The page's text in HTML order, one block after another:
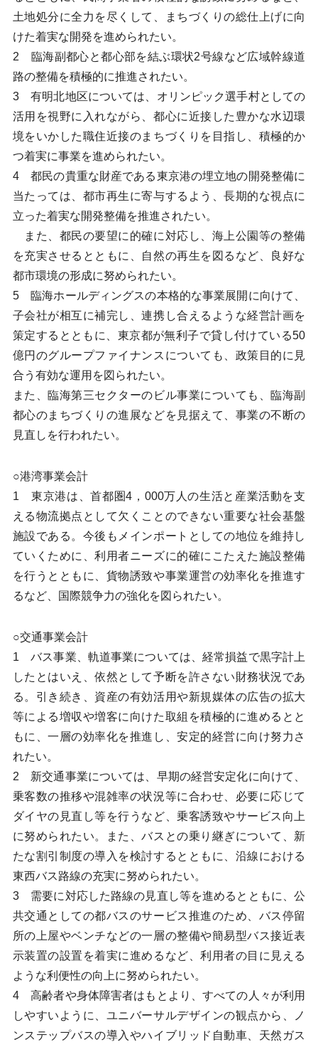
土地処分に全力を尽くして、まちづくりの総仕上げに向
けた着実な開発を進められたい。
2 臨海副都心と都心部を結ぶ環状2号線など広域幹線道
路の整備を積極的に推進されたい。
3 有明北地区については、オリンピック選手村としての
活用を視野に入れながら、都心に近接した豊かな水辺環
境をいかした職住近接のまちづくりを目指し、積極的か
つ着実に事業を進められたい。
4 都民の貴重な財産である東京港の埋立地の開発整備に
当たっては、都市再生に寄与するよう、長期的な視点に
立った着実な開発整備を推進されたい。
また、都民の要望に的確に対応し、海上公園等の整備
を充実させるとともに、自然の再生を図るなど、良好な
都市環境の形成に努められたい。
5 臨海ホールディングスの本格的な事業展開に向けて、
子会社が相互に補完し、連携し合えるような経営計画を
策定するとともに、東京都が無利子で貸し付けている50
億円のグループファイナンスについても、政策目的に見
合う有効な運用を図られたい。
また、臨海第三セクターのビル事業についても、臨海副
都心のまちづくりの進展などを見据えて、事業の不断の
見直しを行われたい。
○港湾事業会計
1 東京港は、首都圏4，000万人の生活と産業活動を支
える物流拠点として欠くことのできない重要な社会基盤
施設である。今後もメインポートとしての地位を維持し
ていくために、利用者ニーズに的確にこたえた施設整備
を行うとともに、貨物誘致や事業運営の効率化を推進す
るなど、国際競争力の強化を図られたい。
○交通事業会計
1 バス事業、軌道事業については、経常損益で黒字計上
したとはいえ、依然として予断を許さない財務状況であ
る。引き続き、資産の有効活用や新規媒体の広告の拡大
等による増収や増客に向けた取組を積極的に進めるとと
もに、一層の効率化を推進し、安定的経営に向け努力さ
れたい。
2 新交通事業については、早期の経営安定化に向けて、
乗客数の推移や混雑率の状況等に合わせ、必要に応じて
ダイヤの見直し等を行うなど、乗客誘致やサービス向上
に努められたい。また、バスとの乗り継ぎについて、新
たな割引制度の導入を検討するとともに、沿線における
東西バス路線の充実に努められたい。
3 需要に対応した路線の見直し等を進めるとともに、公
共交通としての都バスのサービス推進のため、バス停留
所の上屋やベンチなどの一層の整備や簡易型バス接近表
示装置の設置を着実に進めるなど、利用者の目に見える
ような利便性の向上に努められたい。
4 高齢者や身体障害者はもとより、すべての人々が利用
しやすいように、ユニバーサルデザインの観点から、ノ
ンステップバスの導入やハイブリッド自動車、天然ガス